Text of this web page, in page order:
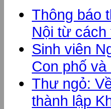
Thông báo
Nội từ cách
Sinh viên
Con phố và
Thư ngỏ:
thành lập